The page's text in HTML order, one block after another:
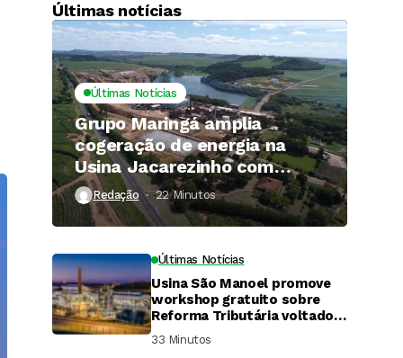
Últimas notícias
Últimas Notícias
Grupo Maringá amplia
cogeração de energia na
Usina Jacarezinho com
investimento de R$ 120
milhões
Redação 22 Minutos ⁮
Últimas Notícias
Usina São Manoel promove
workshop gratuito sobre
Reforma Tributária voltado
ao agronegócio.
33 Minutos ⁮